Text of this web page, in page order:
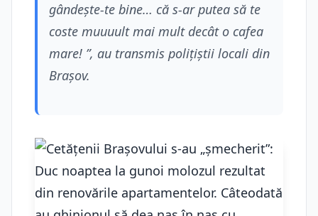
gândește-te bine… că s-ar putea să te
coste muuuult mai mult decât o cafea
mare! ”, au transmis polițiștii locali din
Brașov.